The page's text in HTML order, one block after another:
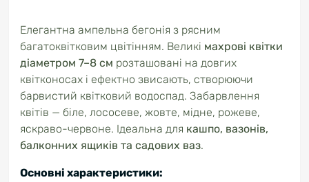
Елегантна ампельна бегонія з рясним
багатоквітковим цвітінням. Великі махрові квітки
діаметром 7–8 см розташовані на довгих
квітконосах і ефектно звисають, створюючи
барвистий квітковий водоспад. Забарвлення
квітів — біле, лососеве, жовте, мідне, рожеве,
яскраво-червоне. Ідеальна для кашпо, вазонів,
балконних ящиків та садових ваз.
Основні характеристики: